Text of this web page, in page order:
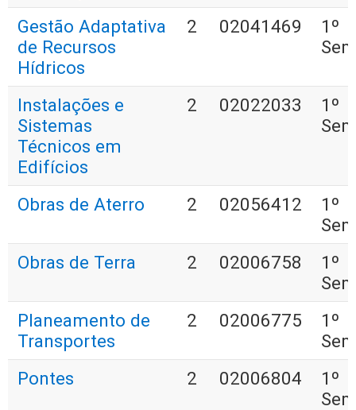
Gestão Adaptativa
de Recursos
Hídricos
2 02041469
1º
Instalações e
Sistemas
Técnicos em
Edifícios
2 02022033
1º
Obras de Aterro 2 02056412
1º
Obras de Terra
2 02006758
1º
Planeamento de
Transportes
2 02006775
1º
Pontes
2 02006804
1º